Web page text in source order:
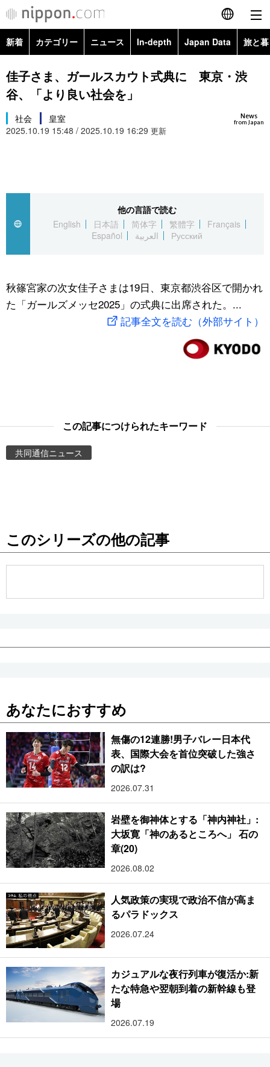
English
简体字
Русский
カテゴリー
国際
社会
文化
アーカイブ
Japan Data
旅と暮らし
動画/Live
Images
People
公式SNS
新着 カテゴリー ニュース In-depth Japan Data 旅と
政治・外交
経済・ビジネス
国際・海外
文化
科学・技術
暮らし
スポーツ・東京2020
Topics
佳子さま、ガールスカウト式典に 東京・渋
谷、「より良い社会を」
News
from Japan
社会
皇室
2025.10.19 15:48 / 2025.10.19 16:29 更新
他の言語で読む
English
日本語 简体字 繁體字
Français
Español
العربية Русский
秋篠宮家の次女佳子さまは19日、東京都渋谷区で開かれ
た「ガールズメッセ2025」の式典に出席された。...
記事全文を読む（外部サイト）
この記事につけられたキーワード
共同通信ニュース
このシリーズの他の記事
あなたにおすすめ
無傷の12連勝!男子バレー日本代
表、国際大会を首位突破した強さ
の訳は?
2026.07.31
岩壁を御神体とする「神内神社」:
大坂寛「神のあるところへ」 石の
章(20)
2026.08.02
人気政策の実現で政治不信が高ま
るパラドックス
2026.07.24
カジュアルな夜行列車が復活か:新
たな特急や翌朝到着の新幹線も登
場
2026.07.19